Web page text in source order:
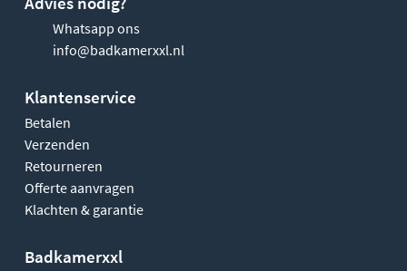
Whatsapp ons
info@badkamerxxl.nl
Klantenservice
Betalen
Verzenden
Retourneren
Offerte aanvragen
Klachten & garantie
Badkamerxxl